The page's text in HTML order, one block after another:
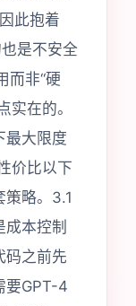
此抱着
是不安全
而非“硬
实在的。
最大限度
价比以下
策略。3.1
本控制
码之前先
要GPT-4